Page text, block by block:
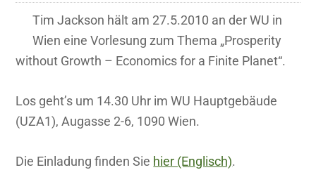
Tim Jackson hält am 27.5.2010 an der WU in
Wien eine Vorlesung zum Thema „Prosperity
without Growth – Economics for a Finite Planet“.
Los geht’s um 14.30 Uhr im WU Hauptgebäude
(UZA1), Augasse 2-6, 1090 Wien.
Die Einladung finden Sie hier (Englisch).